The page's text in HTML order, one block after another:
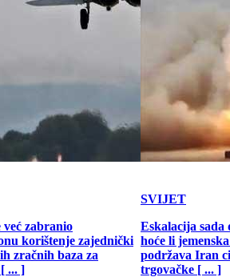
zabranio
korištenje zajednički
zračnih baza za
... ]
SVIJET
Eskalacija
hoće li
podržava Iran
trgovačke [ ... ]